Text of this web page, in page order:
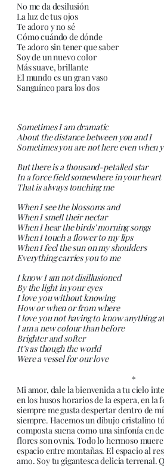
No me da desilusión
La luz de tus ojos
Te adoro y no sé
Cómo cuándo de dónde
Te adoro sin tener que saber
Soy de un nuevo color
Más suave, brillante
El mundo es un gran vaso
Sanguíneo para los dos
Sometimes I am dramatic
About the distance between you and I
Sometimes you are not here even when
But there is a thousand-petalled star
In a force field somewhere in your heart
That is always touching me
When I see the blossoms and
When I smell their nectar
When I hear the birds’ morning songs
When I touch a flower to my lips
When I feel the sun on my shoulders
Everything carries you to me
I know I am not disillusioned
By the light in your eyes
I love you without knowing
How or when or from where
I love you not having to know anything
I am a new colour than before
Brighter and softer
It’s as though the world
Were a vessel for our love
*
Mi amor, dale la bienvenida a tu cielo
en los husos horarios de la espera, en la
siempre me gusta despertar dentro de
siempre. Hacemos un dibujo cristalino
composta suena como una sinfonía en
flores son ovnis. Todo lo hermoso
espacio entre montañas. El espacio al
amo. Soy tu gigantesca delicia terrenal.